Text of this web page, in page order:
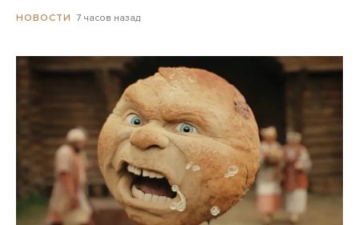
НОВОСТИ 7 часов назад